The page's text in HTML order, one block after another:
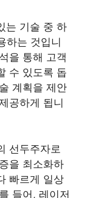
는 기술 중 하
하는 것입니
을 통해 고객
수 있도록 돕
계획을 제안
공하게 됩니
선두주자로
을 최소화하
빠르게 일상
들어, 레이저